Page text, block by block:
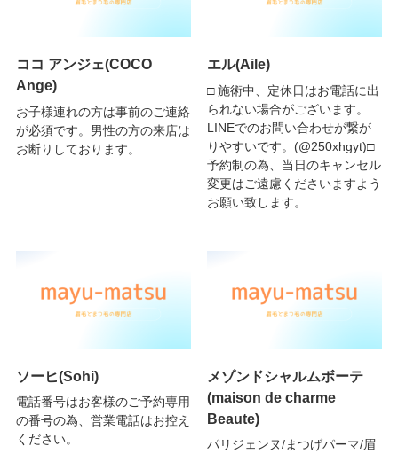
ココ アンジェ(COCO
Ange)
お子様連れの方は事前のご連絡
が必須です。男性の方の来店は
お断りしております。
エル(Aile)
□ 施術中、定休日はお電話に出
られない場合がございます。
LINEでのお問い合わせが繋が
りやすいです。(@250xhgyt)□
予約制の為、当日のキャンセル
変更はご遠慮くださいますよう
お願い致します。
ソーヒ(Sohi)
電話番号はお客様のご予約専用
の番号の為、営業電話はお控え
ください。
メゾンドシャルムボーテ
(maison de charme
Beaute)
パリジェンヌ/まつげパーマ/眉